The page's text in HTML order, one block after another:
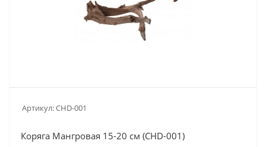
Артикул:CHD-001
Коряга Мангровая 15-20 см (CHD-001)